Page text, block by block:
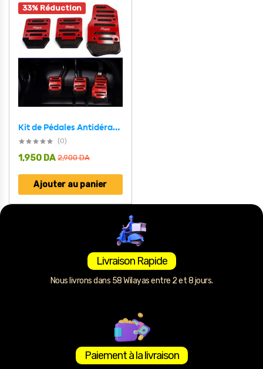
33% Réduction
Kit de Pédales Antidérapantes Universelles pour Voiture – دواسات السيارة غير القابلة للانزلاق
(0)
2,900DA
1,950 DA
Ajouter au panier
Livraison Rapide
Nous livrons dans 58 Wilayas entre 2 et 8 jours.
Paiement à la livraison